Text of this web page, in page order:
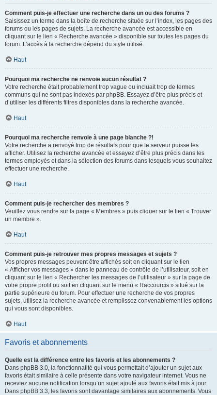
Comment puis-je effectuer une recherche dans un ou des forums ?
Saisissez un terme dans la boîte de recherche située sur l’index, les pages des
forums ou les pages de sujets. La recherche avancée est accessible en
cliquant sur le lien « Recherche avancée » disponible sur toutes les pages du
forum. L’accès à la recherche dépend du style utilisé.
Haut
Pourquoi ma recherche ne renvoie aucun résultat ?
Votre recherche était probablement trop vague ou incluait trop de termes
communs qui ne sont pas indexés par phpBB. Essayez d’être plus précis et
d’utiliser les différents filtres disponibles dans la recherche avancée.
Haut
Pourquoi ma recherche renvoie à une page blanche ?!
Votre recherche a renvoyé trop de résultats pour que le serveur puisse les
afficher. Utilisez la recherche avancée et essayez d’être plus précis dans les
termes employés et dans la sélection des forums dans lesquels vous souhaitez
effectuer une recherche.
Haut
Comment puis-je rechercher des membres ?
Veuillez vous rendre sur la page « Membres » puis cliquer sur le lien « Trouver
un membre ».
Haut
Comment puis-je retrouver mes propres messages et sujets ?
Vos propres messages peuvent être affichés soit en cliquant sur le lien
« Afficher vos messages » dans le panneau de contrôle de l’utilisateur, soit en
cliquant sur le lien « Rechercher les messages de l’utilisateur » sur la page de
votre propre profil ou soit en cliquant sur le menu « Raccourcis » situé sur la
partie supérieure du forum. Pour effectuer une recherche de vos propres
sujets, utilisez la recherche avancée et remplissez convenablement les options
qui vous sont disponibles.
Haut
Favoris et abonnements
Quelle est la différence entre les favoris et les abonnements ?
Dans phpBB 3.0, la fonctionnalité qui vous permettait d’ajouter un sujet aux
favoris était similaire à celle présente dans votre navigateur internet. Vous ne
receviez aucune notification lorsqu’un sujet ajouté aux favoris était mis à jour.
Dans phpBB 3.3, les favoris sont davantage similaires aux abonnements. Vous